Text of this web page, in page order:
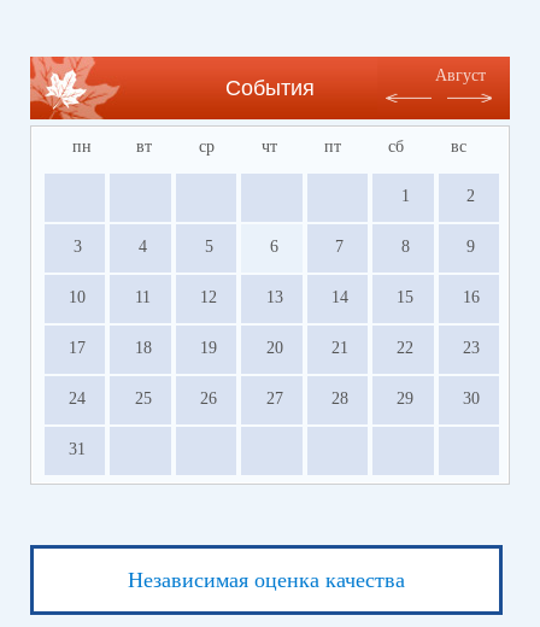
События
Август
пн вт ср чт пт сб вс
1 2
3 4 5 6 7 8 9
10 11 12 13 14 15 16
17 18 19 20 21 22 23
24 25 26 27 28 29 30
31
Независимая оценка качества